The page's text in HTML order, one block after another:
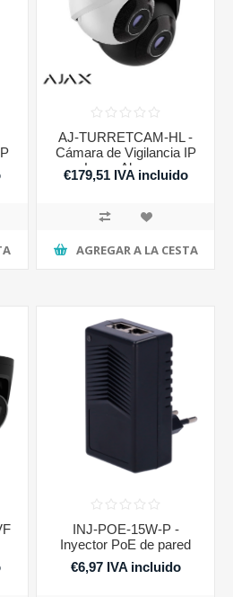
AJ-TURRETCAM-HL -
Cámara de Vigilancia IP
Largo Alcance
€179,51 IVA incluido
AGREGAR A LA CESTA
INJ-POE-15W-P -
Inyector PoE de pared
€6,97 IVA incluido